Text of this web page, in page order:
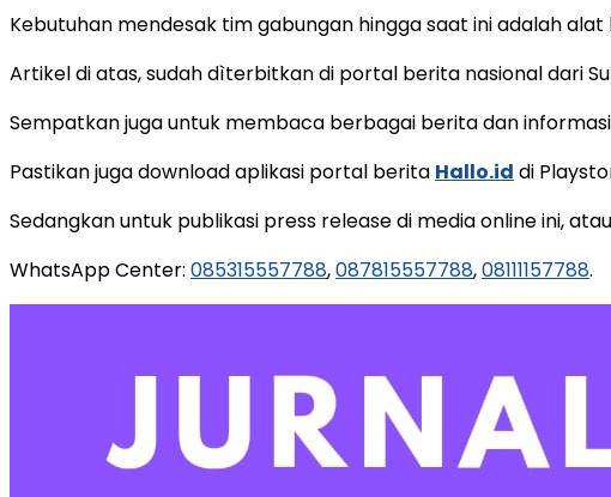
Kebutuhan mendesak tim gabungan hingga saat ini adalah
Artikel di atas, sudah dìterbitkan di portal berita nasional dari
Sempatkan juga untuk membaca berbagai berita dan
Pastikan juga download aplikasi portal berita Hallo.id di
Sedangkan untuk publikasi press release di media online ini,
WhatsApp Center: 085315557788,087815557788,08111157788.